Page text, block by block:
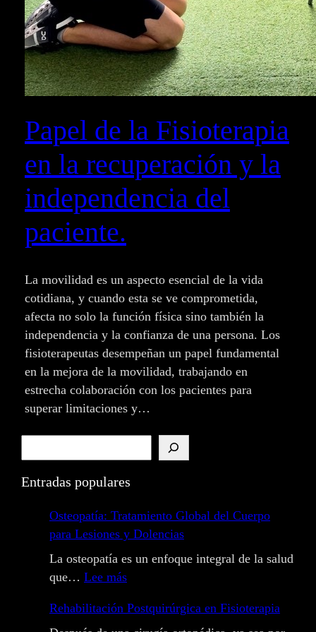
Papel de la Fisioterapia
en la recuperación y la
independencia del
paciente.
La movilidad es un aspecto esencial de la vida
cotidiana, y cuando esta se ve comprometida,
afecta no solo la función física sino también la
independencia y la confianza de una persona. Los
fisioterapeutas desempeñan un papel fundamental
en la mejora de la movilidad, trabajando en
estrecha colaboración con los pacientes para
superar limitaciones y…
u
s
Entradas populares
Osteopatía: Tratamiento Global del Cuerpo
para Lesiones y Dolencias
La osteopatía es un enfoque integral de la salud
que… Lee más:
s
Rehabilitación Postquirúrgica en Fisioterapia